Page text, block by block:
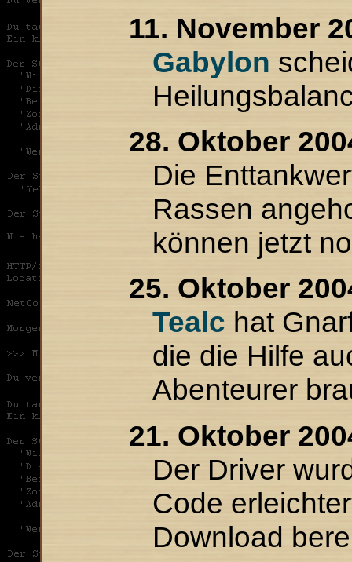
11. November
Gabylon
28. Oktober
Die
Rassen
können jetzt
25. Oktober
Tealc hat
die die Hilfe
Abenteurer
21. Oktober
Der Driver
Code
Download